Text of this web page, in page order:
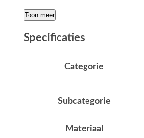
Toon meer
Specificaties
Categorie
Subcategorie
Materiaal